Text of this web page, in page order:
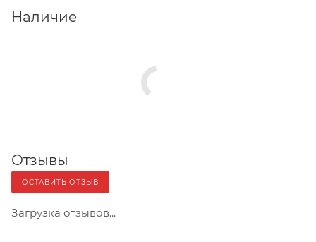
Наличие
Отзывы
ОСТАВИТЬ ОТЗЫВ
Загрузка отзывов...